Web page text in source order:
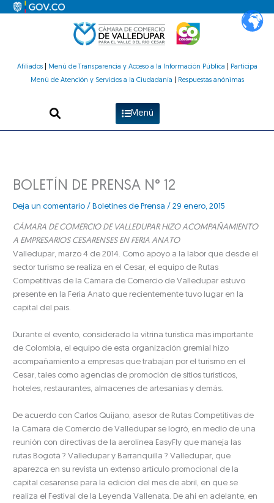
Afiliados| Menú de Transparencia y Acceso a la Información Pública
Participa
Menú de Atención y Servicios a la Ciudadanía
Respuestas anónimas
Menú
BOLETÍN DE PRENSA N° 12
Deja un comentario / Boletines de Prensa /29 enero, 2015
CÁMARA DE COMERCIO DE VALLEDUPAR HIZO ACOMPAÑAMIENTO
A EMPRESARIOS CESARENSES EN FERIA ANATO
Valledupar, marzo 4 de 2014. Como apoyo a la labor que desde el
sector turismo se realiza en el Cesar, el equipo de Rutas
Competitivas de la Cámara de Comercio de Valledupar estuvo
presente en la Feria Anato que recientemente tuvo lugar en la
capital del país.
Durante el evento, considerado la vitrina turística más importante
de Colombia, el equipo de esta organización gremial hizo
acompañamiento a empresas que trabajan por el turismo en el
Cesar, tales como agencias de promoción de sitios turísticos,
hoteles, restaurantes, almacenes de artesanías y demás.
De acuerdo con Carlos Quijano, asesor de Rutas Competitivas de
la Cámara de Comercio de Valledupar se logró, en medio de una
reunión con directivas de la aerolínea EasyFly que maneja las
rutas Bogotá ? Valledupar y Barranquilla ? Valledupar, que
aparezca en su revista un extenso artículo promocional de la
capital cesarense para la edición del mes de abril, en que se
realiza el Festival de la Leyenda Vallenata. De ahí en adelante, en